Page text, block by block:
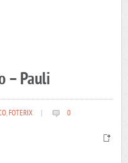
– Pauli
,FOTERIX 0